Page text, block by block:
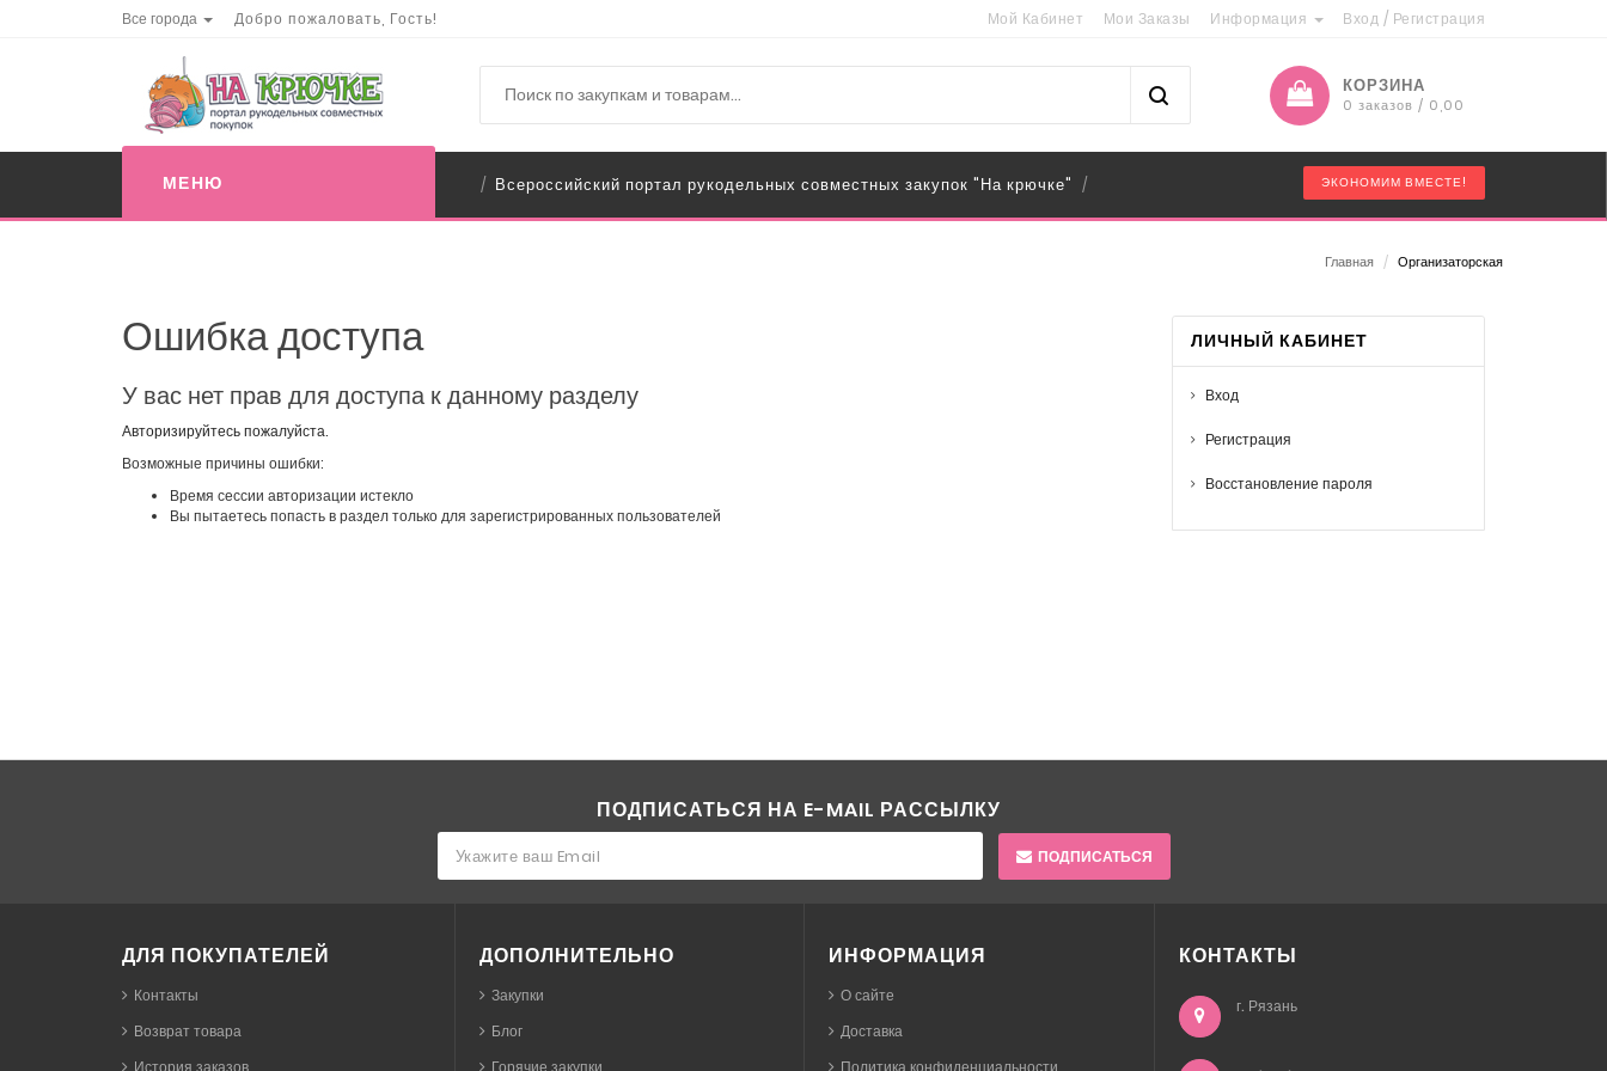
Все города Добро пожаловать, Гость! Мой Кабинет Мои Заказы Информация Вход / Регистрация
КОРЗИНА
0 заказов / 0,00
МЕНЮ / Всероссийский портал рукодельных совместных закупок "На крючке" / ЭКОНОМИМ ВМЕСТЕ!
Главная / Организаторская
Ошибка доступа
У вас нет прав для доступа к данному разделу
Авторизируйтесь пожалуйста.
Возможные причины ошибки:
Время сессии авторизации истекло
Вы пытаетесь попасть в раздел только для зарегистрированных пользователей
ЛИЧНЫЙ КАБИНЕТ
Вход
Регистрация
Восстановление пароля
ПОДПИСАТЬСЯ НА E-MAIL РАССЫЛКУ
ПОДПИСАТЬСЯ
ДЛЯ ПОКУПАТЕЛЕЙ
Контакты
Возврат товара
История заказов
ДОПОЛНИТЕЛЬНО
Закупки
Блог
Горячие закупки
ИНФОРМАЦИЯ
О сайте
Доставка
Политика конфиденциальности
КОНТАКТЫ
г. Рязань